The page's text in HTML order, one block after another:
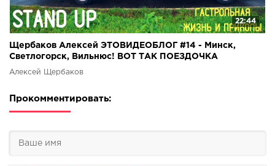
22:44
Щербаков Алексей ЭТОВИДЕОБЛОГ #14 - Минск,
Светлогорск, Вильнюс! ВОТ ТАК ПОЕЗДОЧКА
ВЫДАЛАСЬ!!!!
Алексей Щербаков
Прокомментировать: